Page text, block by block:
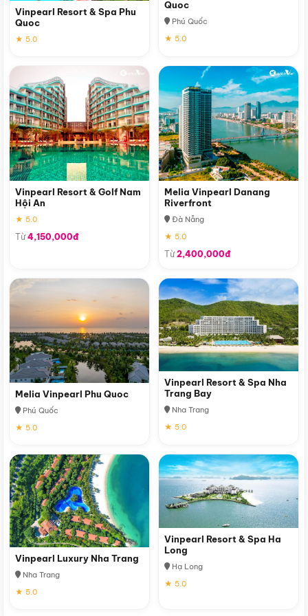
Vinpearl Resort & Spa Phu
Quoc
★ 5.0
Quoc
Phú Quốc
★ 5.0
Vinpearl Resort & Golf Nam
Hội An
★ 5.0
Từ4,150,000đ
Melia Vinpearl Danang
Riverfront
Đà Nẵng
★ 5.0
Từ2,400,000đ
Melia Vinpearl Phu Quoc
Phú Quốc
★ 5.0
Vinpearl Resort & Spa Nha
Trang Bay
Nha Trang
★ 5.0
Vinpearl Luxury Nha Trang
Nha Trang
★ 5.0
Vinpearl Resort & Spa Ha
Long
Hạ Long
★ 5.0